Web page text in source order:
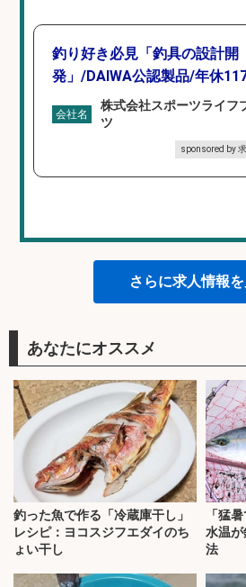
釣り好き必見「釣具の設計開
発」/DAIWA公認製品/年休
会社名
株式会社スポーツライフ
ツ
sponsored by
さらに求人情報
あなたにオススメ
釣った魚で作る「冷蔵庫干し」
レシピ：ヨコスジフエダイのち
ょい干し
「猛
水温
法